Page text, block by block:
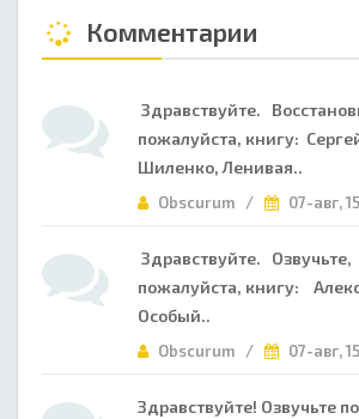
Комментарии
Здравствуйте.
пожалуйста, книгу:
Шиленко, Ленивая..
Obscurum / 07-авг,
Здравствуйте. Озвучьте,
пожалуйста, книгу:
Особый..
Obscurum / 07-авг,
Здравствуйте! Озвучьте